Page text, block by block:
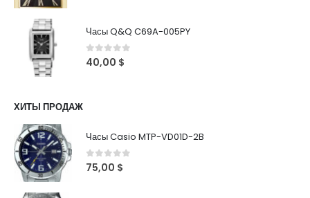
Часы Q&Q C69A-005PY
0 out of 5
40,00 $
ХИТЫ ПРОДАЖ
Часы Casio MTP-VD01D-2B
0out of 5
75,00 $